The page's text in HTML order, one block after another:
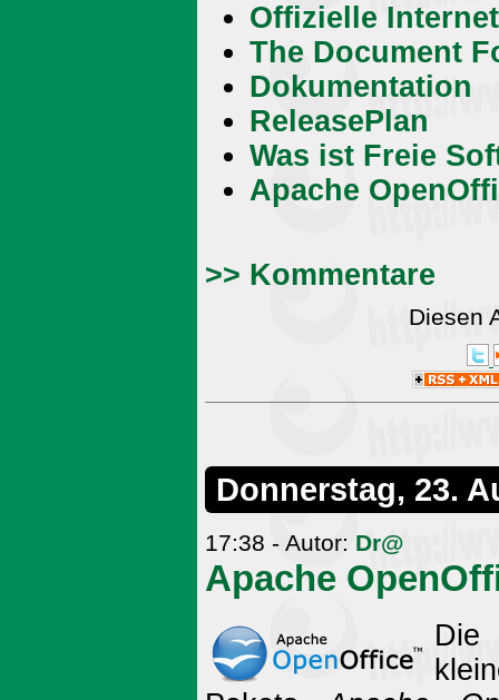
Offizielle
The Document
Dokumentation
ReleasePlan
Was ist Freie
Apache
>> Kommentare
Diesen
Donnerstag, 23.
17:38 - Autor: Dr@
Apache
Die